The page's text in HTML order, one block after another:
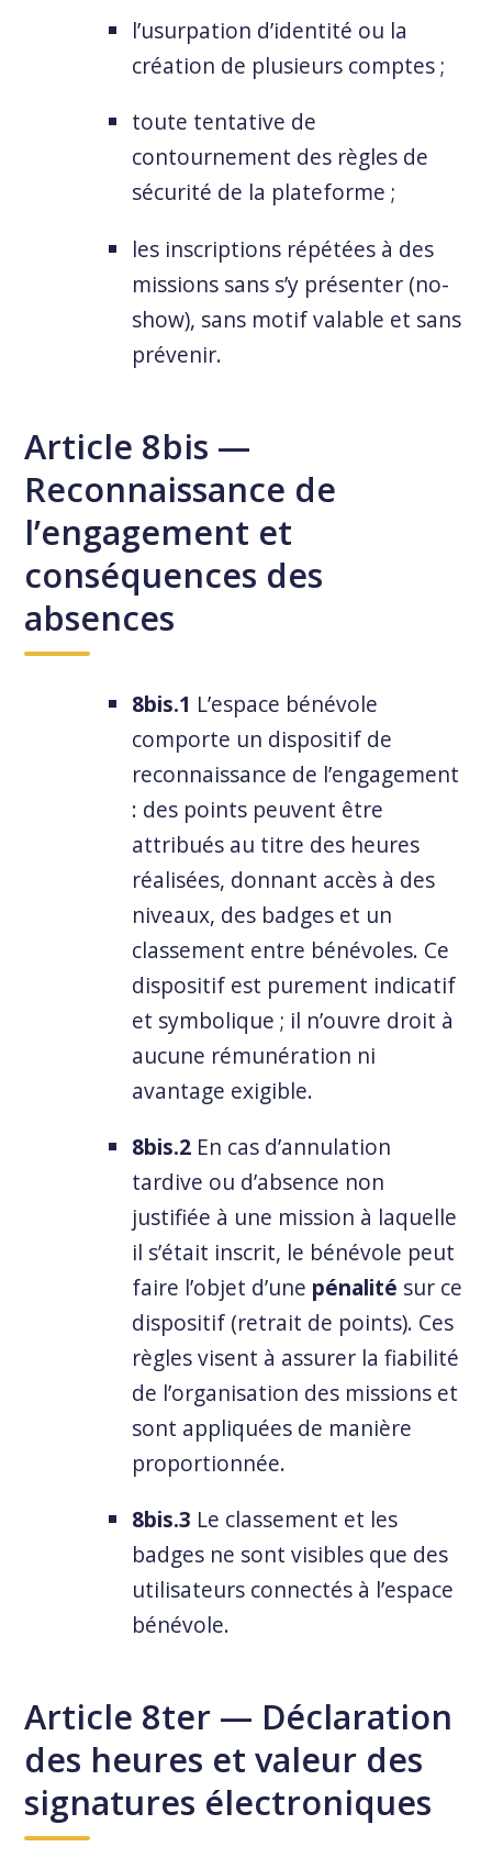
l’usurpation d’identité ou la
création de plusieurs comptes ;
toute tentative de
contournement des règles de
sécurité de la plateforme ;
les inscriptions répétées à des
missions sans s’y présenter (no-
show), sans motif valable et sans
prévenir.
Article 8bis —
Reconnaissance de
l’engagement et
conséquences des
absences
8bis.1 L’espace bénévole
comporte un dispositif de
reconnaissance de l’engagement
: des points peuvent être
attribués au titre des heures
réalisées, donnant accès à des
niveaux, des badges et un
classement entre bénévoles. Ce
dispositif est purement indicatif
et symbolique ; il n’ouvre droit à
aucune rémunération ni
avantage exigible.
8bis.2 En cas d’annulation
tardive ou d’absence non
justifiée à une mission à laquelle
il s’était inscrit, le bénévole peut
faire l’objet d’une pénalité sur ce
dispositif (retrait de points). Ces
règles visent à assurer la fiabilité
de l’organisation des missions et
sont appliquées de manière
proportionnée.
8bis.3 Le classement et les
badges ne sont visibles que des
utilisateurs connectés à l’espace
bénévole.
Article 8ter — Déclaration
des heures et valeur des
signatures électroniques